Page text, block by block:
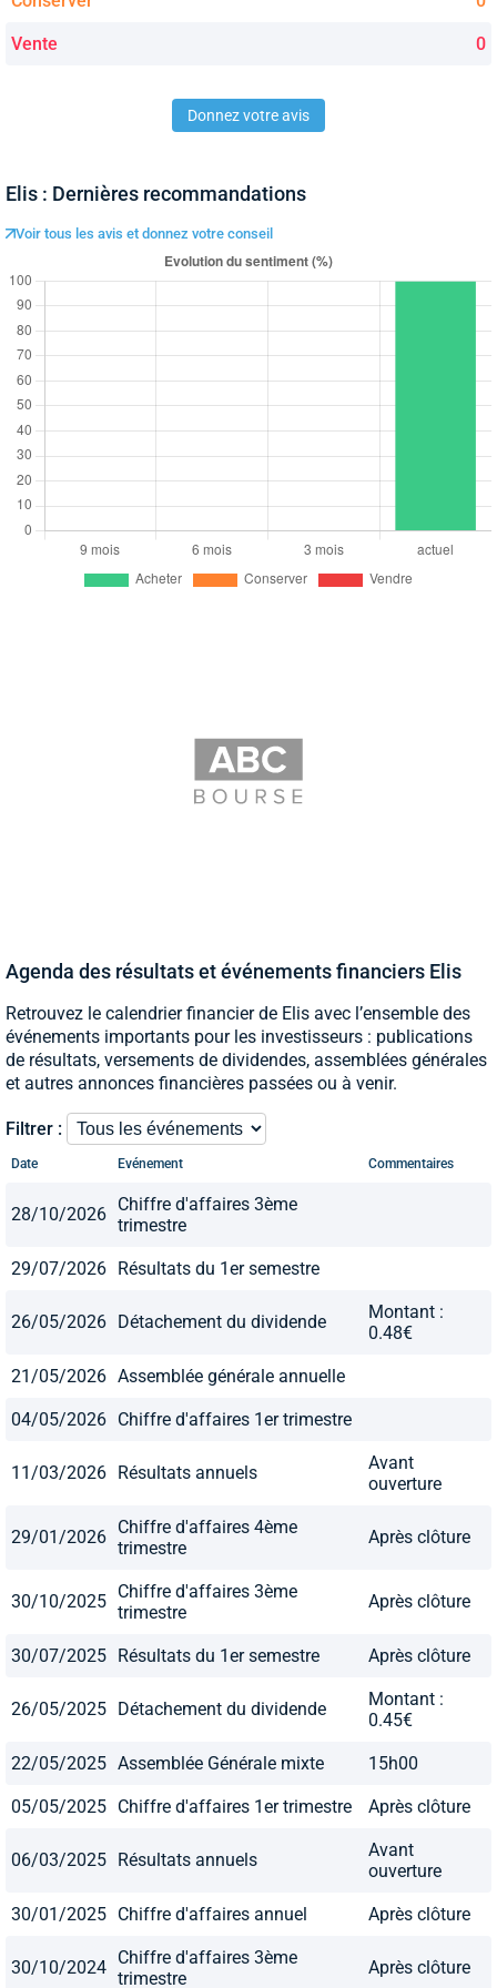
Vente 0
Donnez votre avis
Elis : Dernières recommandations
Voir tous les avis et donnez votre conseil
Agenda des résultats et événements financiers Elis
Retrouvez le calendrier financier de Elis avec l’ensemble des
événements importants pour les investisseurs : publications
de résultats, versements de dividendes, assemblées générales
et autres annonces financières passées ou à venir.
Filtrer :
Date Evénement Commentaires
28/10/2026 Chiffre d'affaires 3ème
trimestre
29/07/2026 Résultats du 1er semestre
26/05/2026 Détachement du dividende
Montant :
0.48€
21/05/2026 Assemblée générale annuelle
04/05/2026 Chiffre d'affaires 1er trimestre
11/03/2026 Résultats annuels
Avant
ouverture
29/01/2026 Chiffre d'affaires 4ème
trimestre
Après clôture
30/10/2025 Chiffre d'affaires 3ème
trimestre
Après clôture
30/07/2025 Résultats du 1er semestre Après clôture
26/05/2025 Détachement du dividende
Montant :
0.45€
22/05/2025 Assemblée Générale mixte 15h00
05/05/2025 Chiffre d'affaires 1er trimestre Après clôture
06/03/2025 Résultats annuels
Avant
ouverture
30/01/2025 Chiffre d'affaires annuel Après clôture
30/10/2024 Chiffre d'affaires 3ème
trimestre
Après clôture